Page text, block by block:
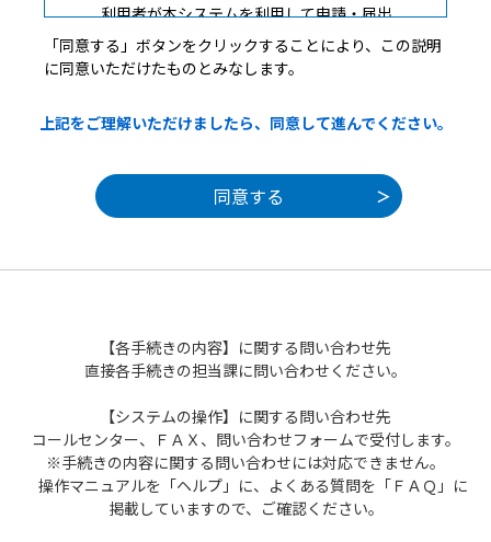
利用者が本システムを利用して申請・届出
等手続を行うためには、この規約に同意して
いただくことが必要です。このことを前提
します。何らかの理由によりこの規約に同意
することができない場合は、本システムをご
のみについても、この規約に同意されたもの
とみなします。
行う場合は、利用者たる本人が次の各号に掲
げる利用方法に従い利用者登録を行うことが
できるものとします。
（１）利用者登録を行う際は、利用者ＩＤ、
パスワード、氏名、住所、その他の必要な事
項を本システム上で登録してください。
（２）住所、氏名、メールアドレス等に変更
があった場合は変更手続を行ってください。
「同意する」ボタンをクリックすることにより、この説明
に同意いただけたものとみなします。
上記をご理解いただけましたら、同意して進んでください。
【各手続きの内容】に関する問い合わせ先
直接各手続きの担当課に問い合わせください。
【システムの操作】に関する問い合わせ先
コールセンター、ＦＡＸ、問い合わせフォームで受付します。
※手続きの内容に関する問い合わせには対応できません。
操作マニュアルを「ヘルプ」に、よくある質問を「ＦＡＱ」に
掲載していますので、ご確認ください。